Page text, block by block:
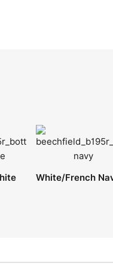
White/French